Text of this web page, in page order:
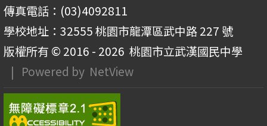
傳真電話：(03)4092811
學校地址：32555 桃園市龍潭區武中路 227 號
版權所有 © 2016 - 2026 桃園市立武漢國民中學
| Powered by NetView